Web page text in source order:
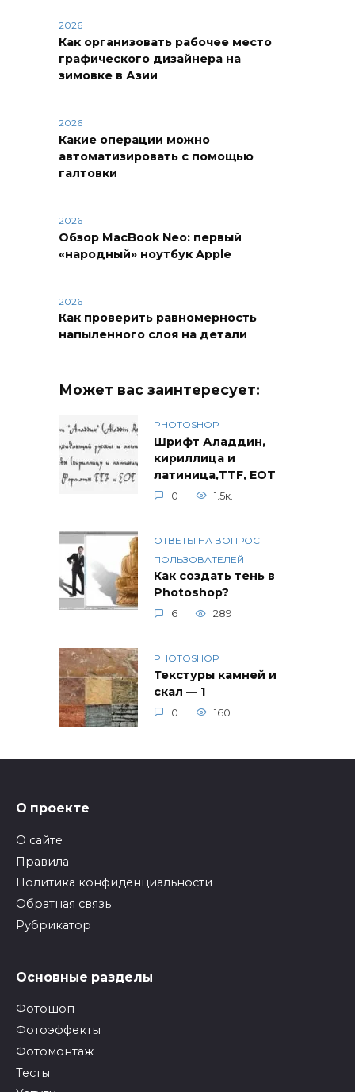
2026
Как организовать рабочее место
графического дизайнера на
зимовке в Азии
2026
Какие операции можно
автоматизировать с помощью
галтовки
2026
Обзор MacBook Neo: первый
«народный» ноутбук Apple
2026
Как проверить равномерность
напыленного слоя на детали
Может вас заинтересует:
PHOTOSHOP
Шрифт Аладдин,
кириллица и
латиница,TTF, EOT
0 1.5к.
ОТВЕТЫ НА ВОПРОС
ПОЛЬЗОВАТЕЛЕЙ
Как создать тень в
Photoshop?
6 289
PHOTOSHOP
Текстуры камней и
скал — 1
0 160
О проекте
О сайте
Правила
Политика конфиденциальности
Обратная связь
Рубрикатор
Основные разделы
Фотошоп
Фотоэффекты
Фотомонтаж
Тесты